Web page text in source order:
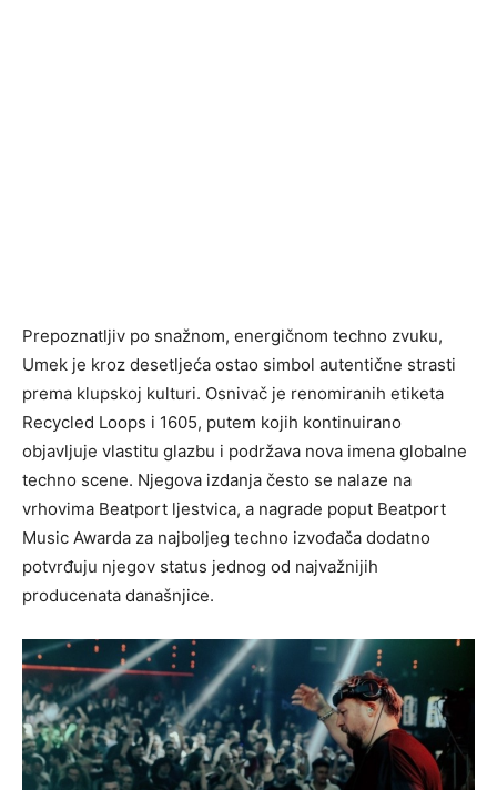
Prepoznatljiv po snažnom, energičnom techno zvuku,
Umek je kroz desetljeća ostao simbol autentične strasti
prema klupskoj kulturi. Osnivač je renomiranih etiketa
Recycled Loops i 1605, putem kojih kontinuirano
objavljuje vlastitu glazbu i podržava nova imena globalne
techno scene. Njegova izdanja često se nalaze na
vrhovima Beatport ljestvica, a nagrade poput Beatport
Music Awarda za najboljeg techno izvođača dodatno
potvrđuju njegov status jednog od najvažnijih
producenata današnjice.